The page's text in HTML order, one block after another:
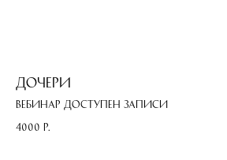
Дочери
Вебинар доступен записи
4000 р.